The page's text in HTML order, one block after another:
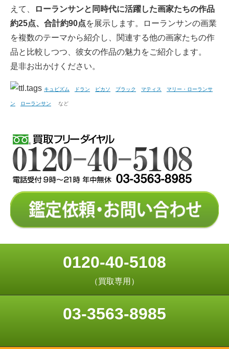
えて、
ローランサンと同時代に活躍した画家たちの作品
約25点、合計約90点を展示します。ローランサンの画業
を複数のテーマから紹介し、関連する他の画家たちの作
品と比較しつつ、彼女の作品の魅力をご紹介します。
是非お出かけください。
キュビズム ドラン ピカソ ブラック マティス マリー・ローランサ
ン ローランサン など
0120-40-5108
（買取専用）
03-3563-8985